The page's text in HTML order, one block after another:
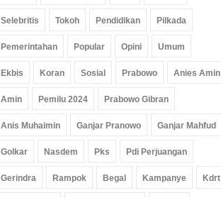
Dispar Pesawaran Jajaki
Lampung, Perkuat Pendataan
Selebritis Tokoh Pendidikan Pilkada
Pemerintahan Popular Opini Umum
Ekbis Koran Sosial Prabowo Anies Amin
Amin Pemilu 2024 Prabowo Gibran
Anis Muhaimin Ganjar Pranowo Ganjar Mahfud
Golkar Nasdem Pks Pdi Perjuangan
Gerindra Rampok Begal Kampanye Kdrt